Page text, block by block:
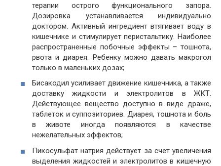
терапии острого функционального запора.
Дозировка устанавливается индивидуально
доктором. Активный ингредиент втягивает воду в
кишечнике и стимулирует перистальтику. Наиболее
распространенные побочные эффекты – тошнота,
рвота и диарея. Ребенку можно давать макрогол
только в маленьких дозах;
Бисакодил усиливает движение кишечника, а также
доставку жидкости и электролитов в ЖКТ.
Действующее вещество доступно в виде драже,
таблеток и суппозиториев. Диарея, тошнота и боль
в животе иногда появляются в качестве
нежелательных эффектов;
Пикосульфат натрия действует за счет увеличения
выделения жидкостей и электролитов в кишечную